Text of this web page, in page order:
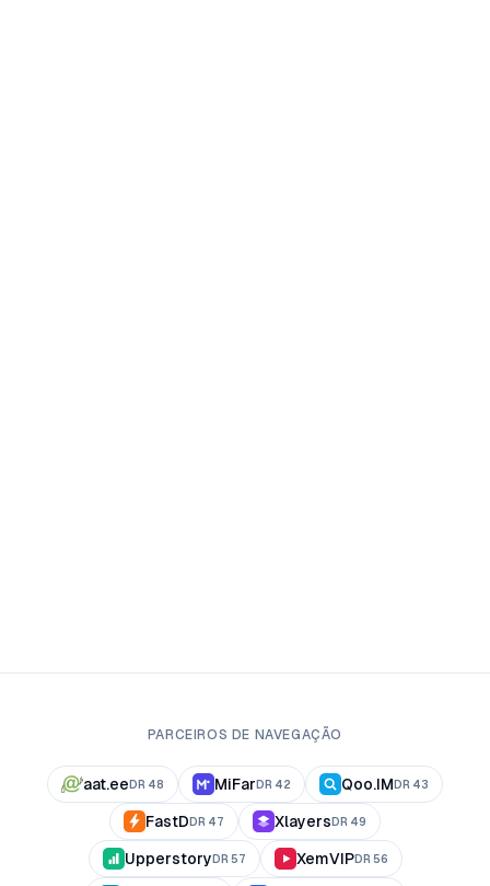
PARCEIROS DE NAVEGAÇÃO
aat.ee DR 48 MiFar DR 42 Qoo.IM DR 43
FastD DR 47 Xlayers DR 49
Upperstory DR 57 XemVIPDR 56